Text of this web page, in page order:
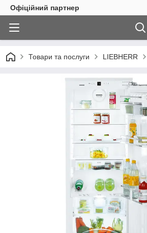
Офіційний партнер
Товари та послуги LIEBHERR